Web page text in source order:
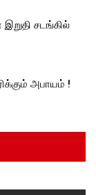
இறுதி சடங்கில்
அபாயம் !